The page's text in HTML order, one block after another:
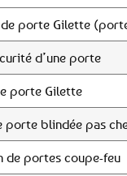
porte Gilette
d’une porte
porte Gilette
porte blindée pas
de portes coupe-feu